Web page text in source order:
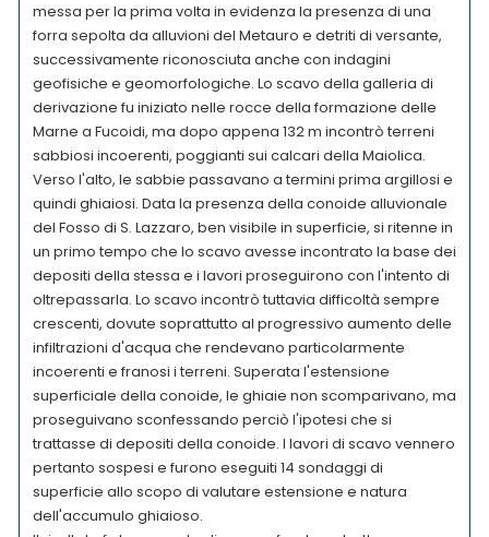
messa per la prima volta in evidenza la presenza di una
forra sepolta da alluvioni del Metauro e detriti di versante,
successivamente riconosciuta anche con indagini
geofisiche e geomorfologiche. Lo scavo della galleria di
derivazione fu iniziato nelle rocce della formazione delle
Marne a Fucoidi, ma dopo appena 132 m incontrò terreni
sabbiosi incoerenti, poggianti sui calcari della Maiolica.
Verso l'alto, le sabbie passavano a termini prima argillosi e
quindi ghiaiosi. Data la presenza della conoide alluvionale
del Fosso di S. Lazzaro, ben visibile in superficie, si ritenne in
un primo tempo che lo scavo avesse incontrato la base dei
depositi della stessa e i lavori proseguirono con l'intento di
oltrepassarla. Lo scavo incontrò tuttavia difficoltà sempre
crescenti, dovute soprattutto al progressivo aumento delle
infiltrazioni d'acqua che rendevano particolarmente
incoerenti e franosi i terreni. Superata l'estensione
superficiale della conoide, le ghiaie non scomparivano, ma
proseguivano sconfessando perciò l'ipotesi che si
trattasse di depositi della conoide. I lavori di scavo vennero
pertanto sospesi e furono eseguiti 14 sondaggi di
superficie allo scopo di valutare estensione e natura
dell'accumulo ghiaioso.